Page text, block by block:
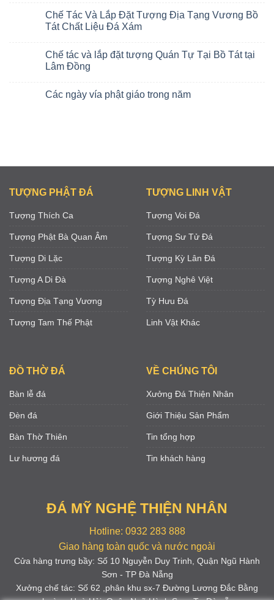
Chế Tác Và Lắp Đặt Tượng Địa Tạng Vương Bồ
Tát Chất Liệu Đá Xám
Chế tác và lắp đặt tượng Quán Tự Tại Bồ Tát tại
Lâm Đồng
Các ngày vía phật giáo trong năm
TƯỢNG PHẬT ĐÁ
Tượng Thích Ca
Tượng Phật Bà Quan Âm
Tượng Di Lặc
Tượng A Di Đà
Tượng Địa Tạng Vương
Tượng Tam Thế Phật
TƯỢNG LINH VẬT
Tượng Voi Đá
Tượng Sư Tử Đá
Tượng Kỳ Lân Đá
Tượng Nghê Việt
Tỳ Hưu Đá
Linh Vật Khác
ĐỒ THỜ ĐÁ
Bàn lễ đá
Đèn đá
Bàn Thờ Thiên
Lư hương đá
VỀ CHÚNG TÔI
Xưởng Đá Thiện Nhân
Giới Thiệu Sản Phẩm
Tin tổng hợp
Tin khách hàng
ĐÁ MỸ NGHỆ THIỆN NHÂN
Hotline: 0932 283 888
Giao hàng toàn quốc và nước ngoài
Cửa hàng trưng bầy: Số 10 Nguyễn Duy Trinh, Quận Ngũ Hành
Sơn - TP Đà Nẵng
Xưởng chế tác: Số 62 ,phân khu sx-7 Đường Lương Đắc Bằng